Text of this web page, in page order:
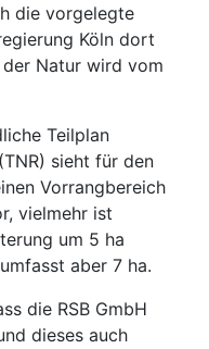
die vorgelegte
Köln dort
Natur wird vom
Teilplan
sieht für den
Vorrangbereich
vielmehr ist
um 5 ha
aber 7 ha.
die RSB GmbH
dieses auch